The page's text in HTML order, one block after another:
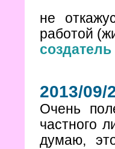
не
работой
создатель
2013/09/
Очень
частного
думаю,